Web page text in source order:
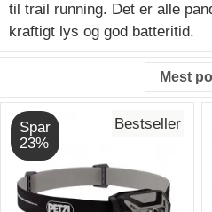
til trail running. Det er alle
kraftigt lys og god batteritid.
Spar
23%
Bestseller